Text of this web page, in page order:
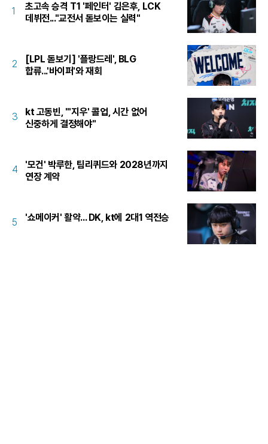
1
초고속 승격 T1 '페인터' 김은후, LCK
데뷔전..."교전서 돋보이는 실력"
2
[LPL 돋보기] '플랑드레', BLG
합류...'바이퍼'와 재회
3
kt 고동빈, "'지우' 콜업, 시간 없어
신중하게 결정해야"
4
'모건' 박루한, 팀리퀴드와 2028년까지
연장 계약
5 '쇼메이커' 활약... DK, kt에 2대1 역전승